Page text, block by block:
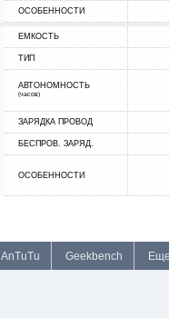
ОСОБЕННОСТИ
ЕМКОСТЬ
ТИП
АВТОНОМНОСТЬ
(часов)
ЗАРЯДКА ПРОВОД
БЕСПРОВ. ЗАРЯД.
ОСОБЕННОСТИ
AnTuTu Geekbench